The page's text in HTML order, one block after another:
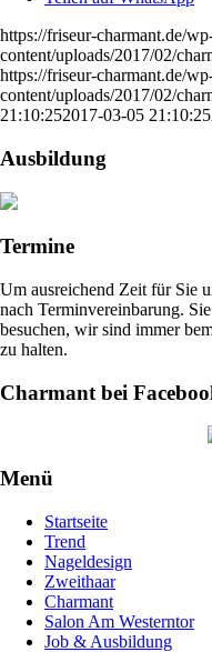
https://friseur-charmant.de/
content/uploads/2017/02/
https://friseur-charmant.de/
content/uploads/2017/02/
21:10:252017-03-05 21:10:25
Ausbildung
Termine
Um ausreichend Zeit für Sie
nach Terminvereinbarung.
besuchen, wir sind immer
zu halten.
Charmant bei
Menü
Startseite
Trend
Nageldesign
Zweithaar
Charmant
Salon Am Westerntor
Job & Ausbildung